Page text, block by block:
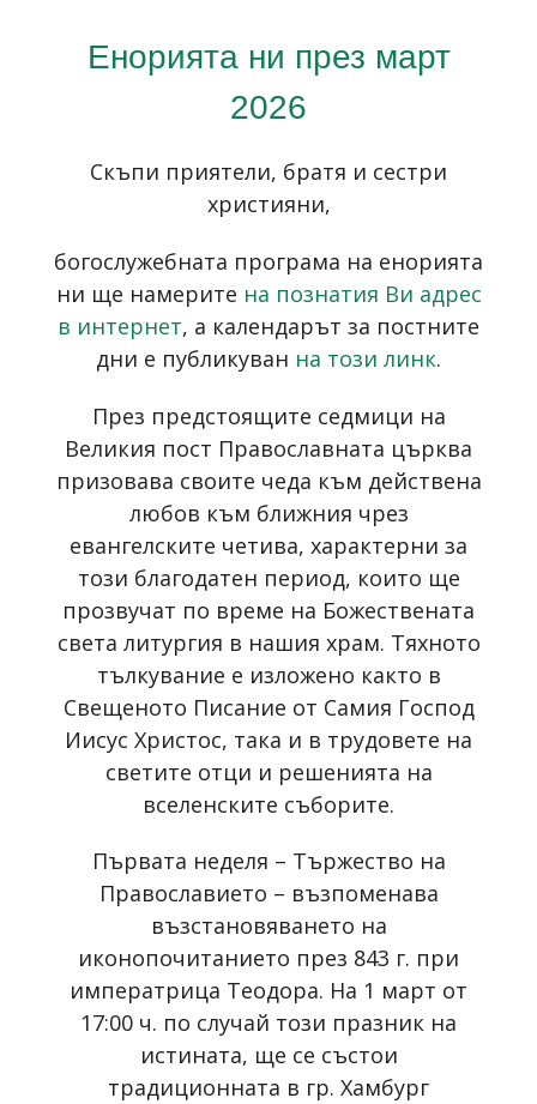
Енорията ни през март
2026
Скъпи приятели, братя и сестри
християни,
богослужебната програма на енорията
ни ще намерите на познатия Ви адрес
в интернет, а календарът за постните
дни е публикуван на този линк.
През предстоящите седмици на
Великия пост Православната църква
призовава своите чеда към действена
любов към ближния чрез
евангелските четива, характерни за
този благодатен период, които ще
прозвучат по време на Божествената
света литургия в нашия храм. Тяхното
тълкувание е изложено както в
Свещеното Писание от Самия Господ
Иисус Христос, така и в трудовете на
светите отци и решенията на
вселенските съборите.
Първата неделя – Тържество на
Православието – възпоменава
възстановяването на
иконопочитанието през 843 г. при
императрица Теодора. На 1 март от
17:00 ч. по случай този празник на
истината, ще се състои
традиционната в гр. Хамбург